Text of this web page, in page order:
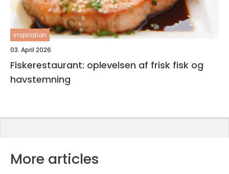
inspiration
03. April 2026
Fiskerestaurant: oplevelsen af frisk fisk og
havstemning
More articles